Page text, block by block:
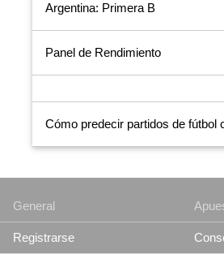
Argentina: Primera B
Panel de Rendimiento
Cómo predecir partidos de fútbol
General
Registrarse